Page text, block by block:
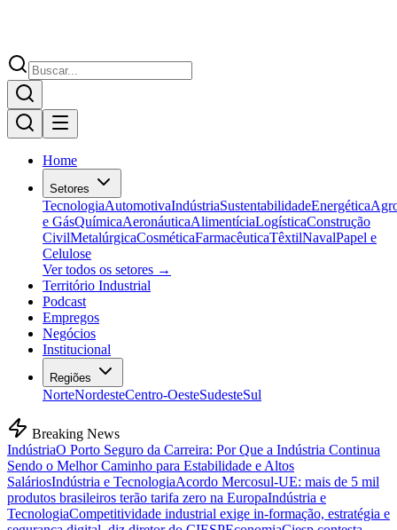
Home
Setores
TecnologiaAutomotivaIndústriaSustentabilidadeEnergética
e GásQuímicaAeronáuticaAlimentíciaLogísticaConstrução
CivilMetalúrgicaCosméticaFarmacêuticaTêxtilNavalPapel e
Celulose
Ver todos os setores →
Território Industrial
Podcast
Empregos
Negócios
Institucional
Regiões
NorteNordesteCentro-OesteSudesteSul
Breaking News
IndústriaO Porto Seguro da Carreira: Por Que a Indústria Continua
Sendo o Melhor Caminho para Estabilidade e Altos
SaláriosIndústria e TecnologiaAcordo Mercosul-UE: mais de 5 mil
produtos brasileiros terão tarifa zero na EuropaIndústria e
TecnologiaCompetitividade industrial exige in-formação, estratégia e